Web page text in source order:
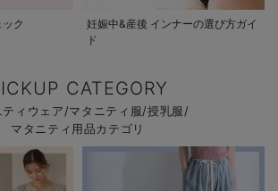
ク
妊娠中&産後 インナーの選び方ガイ
ド
CATEGORY
ティウェア/マタニティ服/授乳服/
マタニティ用品カテゴリ